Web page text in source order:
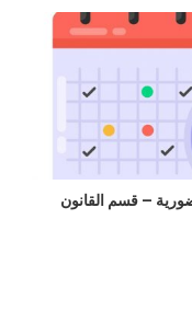
– قسم القانون